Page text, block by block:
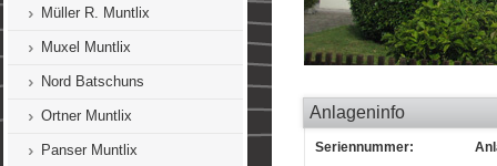
Müller R. Muntlix
Muxel Muntlix
Nord Batschuns
Ortner Muntlix
Panser Muntlix
Anlageninfo
Seriennummer: